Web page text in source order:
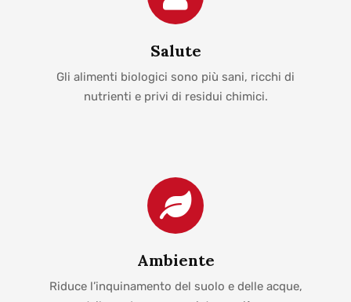
Salute
Gli alimenti biologici sono più sani, ricchi di
nutrienti e privi di residui chimici.
Ambiente
Riduce l’inquinamento del suolo e delle acque,